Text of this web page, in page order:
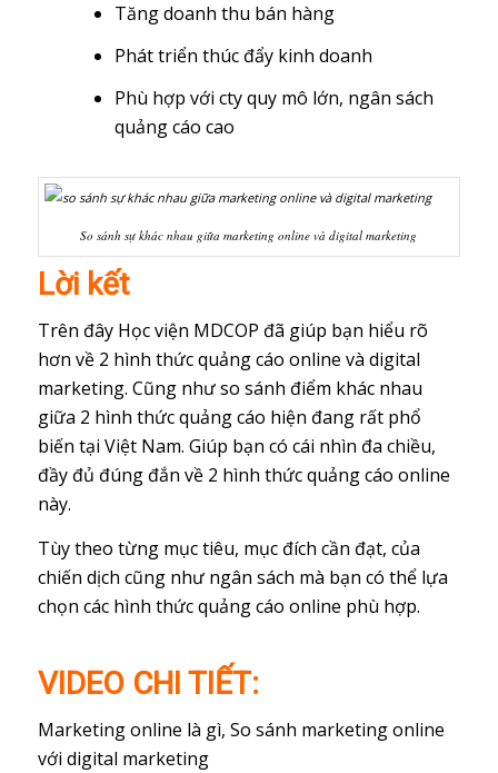
Tăng doanh thu bán hàng
Phát triển thúc đẩy kinh doanh
Phù hợp với cty quy mô lớn, ngân sách
quảng cáo cao
So sánh sự khác nhau giữa marketing online và digital marketing
Lời kết
Trên đây Học viện MDCOP đã giúp bạn hiểu rõ
hơn về 2 hình thức quảng cáo online và digital
marketing. Cũng như so sánh điểm khác nhau
giữa 2 hình thức quảng cáo hiện đang rất phổ
biến tại Việt Nam. Giúp bạn có cái nhìn đa chiều,
đầy đủ đúng đắn về 2 hình thức quảng cáo online
này.
Tùy theo từng mục tiêu, mục đích cần đạt, của
chiến dịch cũng như ngân sách mà bạn có thể lựa
chọn các hình thức quảng cáo online phù hợp.
VIDEO CHI TIẾT:
Marketing online là gì, So sánh marketing online
với digital marketing